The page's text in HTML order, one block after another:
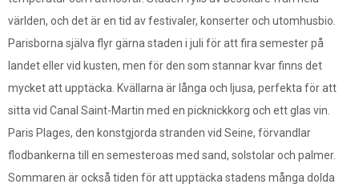
världen, och det är en tid av festivaler, konserter och utomhusbio.
Parisborna själva flyr gärna staden i juli för att fira semester på
landet eller vid kusten, men för den som stannar kvar finns det
mycket att upptäcka. Kvällarna är långa och ljusa, perfekta för att
sitta vid Canal Saint-Martin med en picknickkorg och ett glas vin.
Paris Plages, den konstgjorda stranden vid Seine, förvandlar
flodbankerna till en semesteroas med sand, solstolar och palmer.
Sommaren är också tiden för att upptäcka stadens många dolda